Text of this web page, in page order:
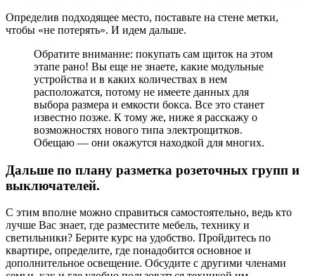
Определив подходящее место, поставьте на стене метки,
чтобы «не потерять». И идем дальше.
Обратите внимание: покупать сам щиток на этом
этапе рано! Вы еще не знаете, какие модульные
устройства и в каких количествах в нем
расположатся, потому не имеете данных для
выбора размера и емкости бокса. Все это станет
известно позже. К тому же, ниже я расскажу о
возможностях нового типа электрощитков.
Обещаю — они окажутся находкой для многих.
Дальше по плану разметка розеточных групп и
выключателей.
С этим вполне можно справиться самостоятельно, ведь кто
лучше Вас знает, где разместите мебель, технику и
светильники? Берите курс на удобство. Пройдитесь по
квартире, определите, где понадобится основное и
дополнительное освещение. Обсудите с другими членами